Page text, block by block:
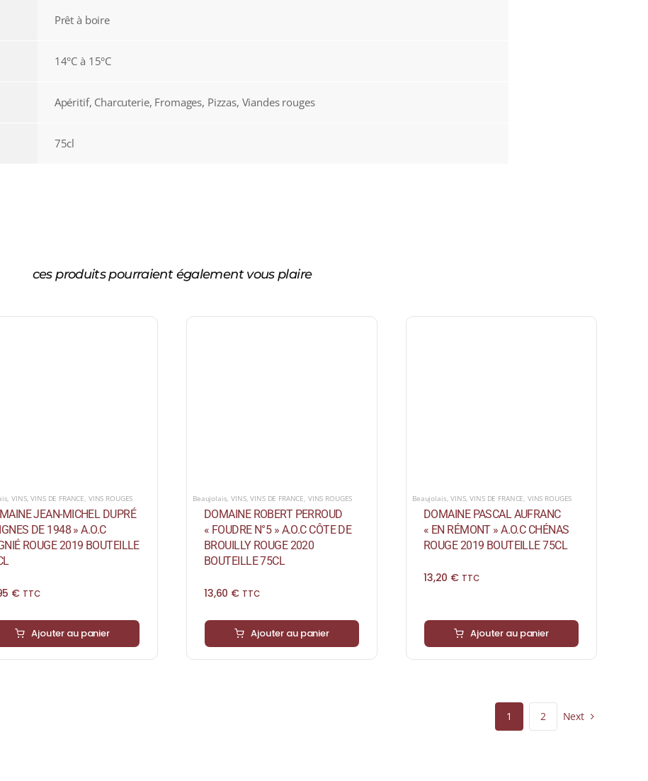
Prêt à boire
14°C à 15°C
Apéritif, Charcuterie, Fromages, Pizzas, Viandes rouges
75cl
ces produits pourraient également vous plaire
,VINS,VINS DE FRANCE, VINS ROUGES
JEAN-MICHEL DUPRÉ
DE 1948 » A.O.C
ROUGE 2019 BOUTEILLE
€ TTC
Ajouter au panier
Beaujolais,VINS,VINS DE FRANCE, VINS ROUGES
DOMAINE ROBERT PERROUD
« FOUDRE N°5 » A.O.C CÔTE DE
BROUILLY ROUGE 2020
BOUTEILLE 75CL
13,60 € TTC
Ajouter au panier
Beaujolais,VINS,VINS DE FRANCE, VINS ROUGES
DOMAINE PASCAL AUFRANC
« EN RÉMONT » A.O.C CHÉNAS
ROUGE 2019 BOUTEILLE 75CL
13,20 € TTC
Ajouter au panier
1 2 Next